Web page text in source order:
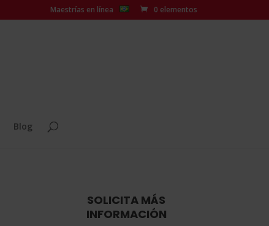
Maestrías en línea 0 elementos
Blog
SOLICITA MÁS
INFORMACIÓN